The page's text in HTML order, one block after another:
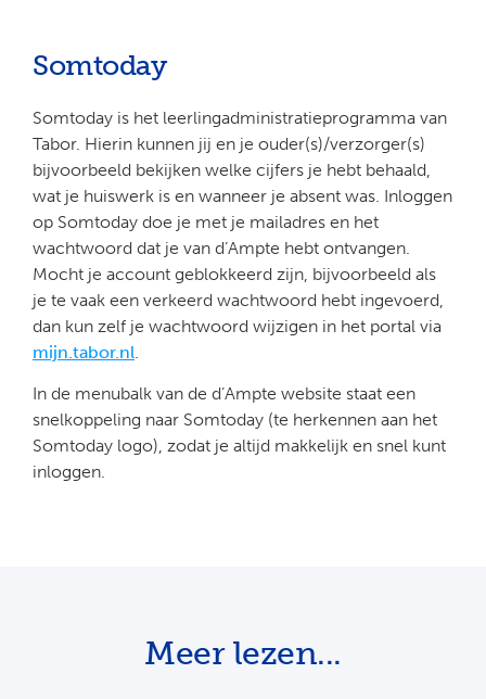
Somtoday
Somtoday is het leerlingadministratieprogramma van
Tabor. Hierin kunnen jij en je ouder(s)/verzorger(s)
bijvoorbeeld bekijken welke cijfers je hebt behaald,
wat je huiswerk is en wanneer je absent was. Inloggen
op Somtoday doe je met je mailadres en het
wachtwoord dat je van d’Ampte hebt ontvangen.
Mocht je account geblokkeerd zijn, bijvoorbeeld als
je te vaak een verkeerd wachtwoord hebt ingevoerd,
dan kun zelf je wachtwoord wijzigen in het portal via
mijn.tabor.nl.
In de menubalk van de d’Ampte website staat een
snelkoppeling naar Somtoday (te herkennen aan het
Somtoday logo), zodat je altijd makkelijk en snel kunt
inloggen.
Meer lezen...